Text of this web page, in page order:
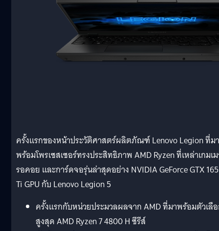
ครั้งแรกของหน้าประวัติศาสตร์ผลิตภัณฑ์ Lenovo Legion ที่มา
พร้อมโพรเซสเซอร์ทรงประสิทธิภาพ AMD Ryzen ที่เหล่าเกมเ
รอคอย และการ์ดจอรุ่นล่าสุดอย่าง NVIDIA GeForce GTX
Ti GPU กับ Lenovo Legion 5
ครั้งแรกกับหน่วยประมวลผลจาก AMD ที่มาพร้อมตัวเลื
สูงสุด AMD Ryzen 7 4800 H ซีรีส์